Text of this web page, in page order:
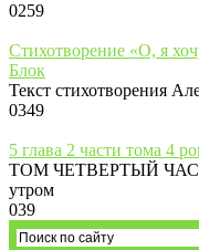
0259
Стихотворение «О, я
Блок
Текст стихотворения
0349
5 глава 2 части тома 4
ТОМ ЧЕТВЕРТЫЙ
утром
039